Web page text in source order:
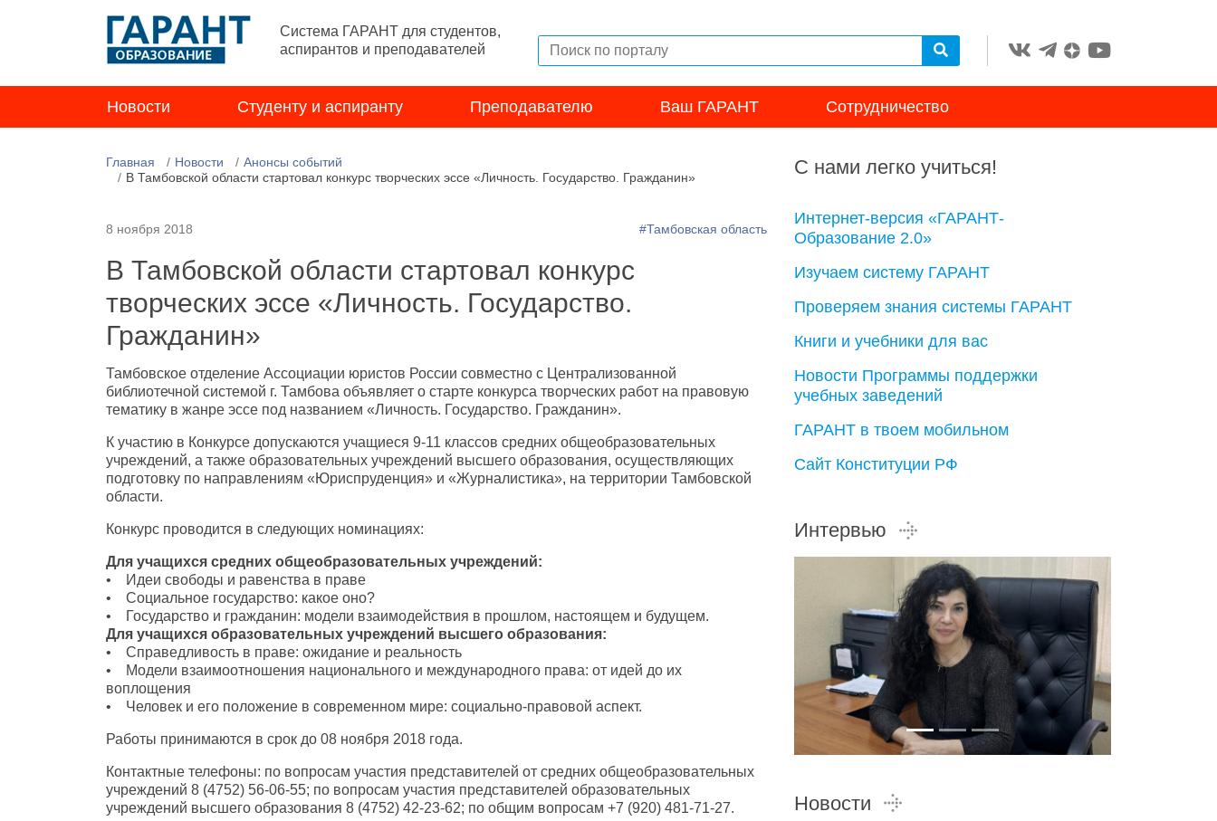
Система ГАРАНТ для студентов,
аспирантов и преподавателей
Новости Студенту и аспиранту Преподавателю Ваш ГАРАНТ Сотрудничество
Главная Новости
Анонсы событий
В Тамбовской области стартовал конкурс творческих эссе «Личность. Государство. Гражданин»
8 ноября 2018 #Тамбовская область
В Тамбовской области стартовал конкурс
творческих эссе «Личность. Государство.
Гражданин»
Тамбовское отделение Ассоциации юристов России совместно с Централизованной
библиотечной системой г. Тамбова объявляет о старте конкурса творческих работ на правовую
тематику в жанре эссе под названием «Личность. Государство. Гражданин».
К участию в Конкурсе допускаются учащиеся 9-11 классов средних общеобразовательных
учреждений, а также образовательных учреждений высшего образования, осуществляющих
подготовку по направлениям «Юриспруденция» и «Журналистика», на территории Тамбовской
области.
Конкурс проводится в следующих номинациях:
Для учащихся средних общеобразовательных учреждений:
• Идеи свободы и равенства в праве
• Социальное государство: какое оно?
• Государство и гражданин: модели взаимодействия в прошлом, настоящем и будущем.
Для учащихся образовательных учреждений высшего образования:
• Справедливость в праве: ожидание и реальность
• Модели взаимоотношения национального и международного права: от идей до их
воплощения
• Человек и его положение в современном мире: социально-правовой аспект.
Работы принимаются в срок до 08 ноября 2018 года.
Контактные телефоны: по вопросам участия представителей от средних общеобразовательных
учреждений 8 (4752) 56-06-55; по вопросам участия представителей образовательных
учреждений высшего образования 8 (4752) 42-23-62; по общим вопросам +7 (920) 481-71-27.
С нами легко учиться!
Интернет-версия «ГАРАНТ-
Образование 2.0»
Изучаем систему ГАРАНТ
Проверяем знания системы ГАРАНТ
Книги и учебники для вас
Новости Программы поддержки
учебных заведений
ГАРАНТ в твоем мобильном
Сайт Конституции РФ
Интервью
Новости